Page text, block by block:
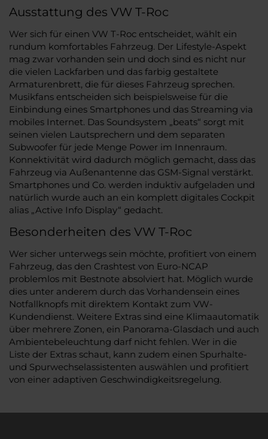
Ausstattung des VW T-Roc
Wer sich für einen VW T-Roc entscheidet, wählt ein
rundum komfortables Fahrzeug. Der Lifestyle-Aspekt
mag zwar vorhanden sein und doch sind es nicht nur
die vielen Lackfarben und das farbig gestaltete
Armaturenbrett, die für dieses Fahrzeug sprechen.
Musikfans entscheiden sich beispielsweise für die
Einbindung eines Smartphones und das Streaming via
mobiles Internet. Das Soundsystem „beats“ sorgt mit
seinen vielen Lautsprechern und dem separaten
Subwoofer für jede Menge Power im Innenraum.
Konnektivität wird dadurch möglich gemacht, dass das
Fahrzeug via Außenantenne das GSM-Signal verstärkt.
Smartphones und Co. werden induktiv aufgeladen und
natürlich wurde auch an ein komplett digitales Cockpit
alias „Active Info Display“ gedacht.
Besonderheiten des VW T-Roc
Wer sicher unterwegs sein möchte, profitiert von einem
Fahrzeug, das den Crashtest von Euro-NCAP
problemlos mit Bestnote absolviert hat. Möglich wurde
dies unter anderem durch das Vorhandensein eines
Notfallknopfs mit direktem Kontakt zum VW-
Kundendienst. Weitere Extras sind eine Klimaautomatik
über mehrere Zonen, ein Panorama-Glasdach und auch
Ambientebeleuchtung darf nicht fehlen. Wer in die
Liste der Extras schaut, kann zudem einen Spurhalte-
und Spurwechselassistenten auswählen und profitiert
von einer adaptiven Geschwindigkeitsregelung.